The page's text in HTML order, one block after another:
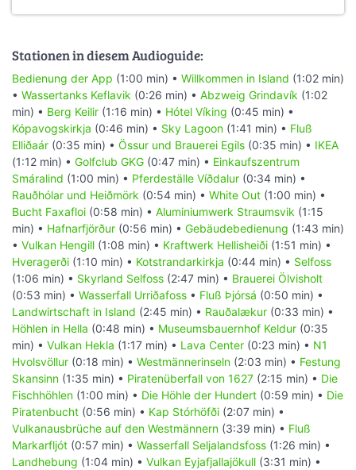
Stationen in diesem Audioguide:
Bedienung der App (1:00 min) • Willkommen in Island (1:02 min)
• Wassertanks Keflavik (0:26 min) • Abzweig Grindavík (1:02
min) • Berg Keilir (1:16 min) • Hótel Víking (0:45 min) •
Kópavogskirkja (0:46 min) • Sky Lagoon (1:41 min) • Fluß
Elliðaár (0:35 min) • Össur und Brauerei Egils (0:35 min) • IKEA
(1:12 min) • Golfclub GKG (0:47 min) • Einkaufszentrum
Smáralind (1:00 min) • Pferdeställe Víðdalur (0:34 min) •
Rauðhólar und Heiðmörk (0:54 min) • White Out (1:00 min) •
Bucht Faxafloi (0:58 min) • Aluminiumwerk Straumsvik (1:15
min) • Hafnarfjörður (0:56 min) • Gebäudebedienung (1:43 min)
• Vulkan Hengill (1:08 min) • Kraftwerk Hellisheiði (1:51 min) •
Hveragerði (1:10 min) • Kotstrandarkirkja (0:44 min) • Selfoss
(1:06 min) • Skyrland Selfoss (2:47 min) • Brauerei Ölvisholt
(0:53 min) • Wasserfall Urriðafoss • Fluß Þjórsá (0:50 min) •
Landwirtschaft in Island (2:45 min) • Rauðalækur (0:33 min) •
Höhlen in Hella (0:48 min) • Museumsbauernhof Keldur (0:35
min) • Vulkan Hekla (1:17 min) • Lava Center (0:23 min) • N1
Hvolsvöllur (0:18 min) • Westmännerinseln (2:03 min) • Festung
Skansinn (1:35 min) • Piratenüberfall von 1627 (2:15 min) • Die
Fischhöhlen (1:00 min) • Die Höhle der Hundert (0:59 min) • Die
Piratenbucht (0:56 min) • Kap Stórhöfði (2:07 min) •
Vulkanausbrüche auf den Westmännern (3:39 min) • Fluß
Markarfljót (0:57 min) • Wasserfall Seljalandsfoss (1:26 min) •
Landhebung (1:04 min) • Vulkan Eyjafjallajökull (3:31 min) •